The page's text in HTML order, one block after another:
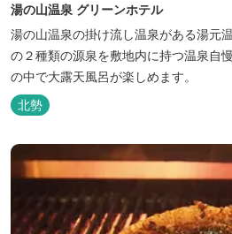
湯の山温泉 グリーンホテル
湯の山温泉の掛け流し温泉がある湯元
の２種類の源泉を敷地内に持つ温泉自
の中で大露天風呂が楽しめます。
北勢